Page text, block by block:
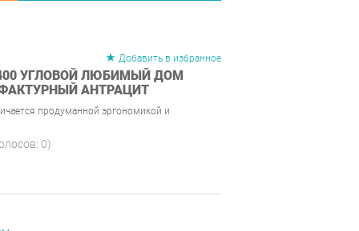
Добавить в избранное
УГЛОВОЙ ЛЮБИМЫЙ ДОМ
АНТРАЦИТ
продуманной эргономикой и
0)